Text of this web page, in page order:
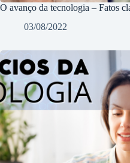
O avanço da tecnologia – Fatos
03/08/2022